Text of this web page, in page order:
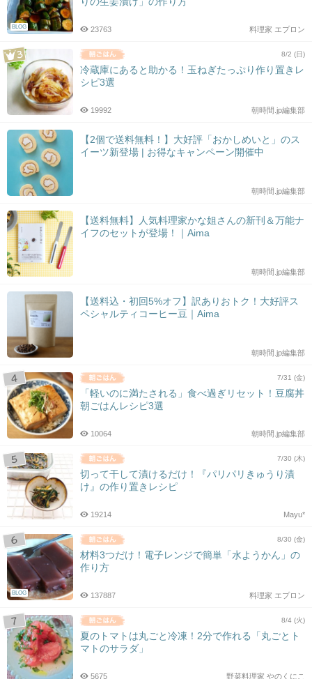
BLOG 料理家 エプロン
23763
8/2 (日)
冷蔵庫にあると助かる！玉ねぎたっぷり作り置きレ
シピ3選
朝時間.jp編集部
19992
【2個で送料無料！】大好評「おかしめいと」のス
イーツ新登場 | お得なキャンペーン開催中
朝時間.jp編集部
【送料無料】人気料理家かな姐さんの新刊＆万能ナ
イフのセットが登場！｜Aima
朝時間.jp編集部
【送料込・初回5%オフ】訳ありおトク！大好評ス
ペシャルティコーヒー豆｜Aima
朝時間.jp編集部
7/31 (金)
「軽いのに満たされる」食べ過ぎリセット！豆腐丼
朝ごはんレシピ3選
朝時間.jp編集部
10064
7/30 (木)
切って干して漬けるだけ！『パリパリきゅうり漬
け』の作り置きレシピ
Mayu*
19214
BLOG
8/30 (金)
材料3つだけ！電子レンジで簡単「水ようかん」の
作り方
料理家 エプロン
137887
8/4 (火)
夏のトマトは丸ごと冷凍！2分で作れる「丸ごとト
マトのサラダ」
野菜料理家 やのくにこ
5675